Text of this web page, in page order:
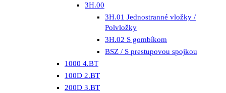
3H.00
3H.01 Jednostranné vložky /
Polvložky
3H.02 S gombíkom
BSZ / S prestupovou spojkou
1000 4.BT
100D 2.BT
200D 3.BT